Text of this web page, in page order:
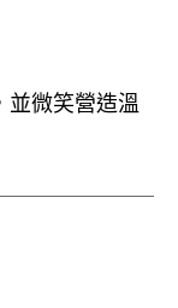
微笑營造溫